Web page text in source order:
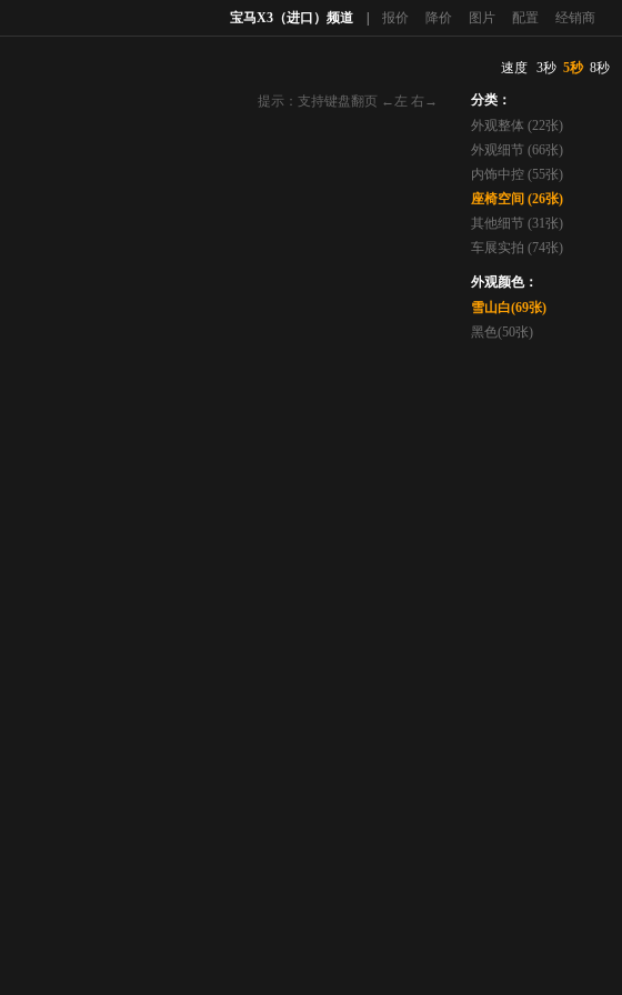
宝马X3（进口）频道 报价 降价 图片 配置 经销商
提示：支持键盘翻页 ←左 右→
速度 3秒 5秒 8秒
分类：
外观整体 (22张)
外观细节 (66张)
内饰中控 (55张)
座椅空间 (26张)
其他细节 (31张)
车展实拍 (74张)
外观颜色：
雪山白(69张)
黑色(50张)